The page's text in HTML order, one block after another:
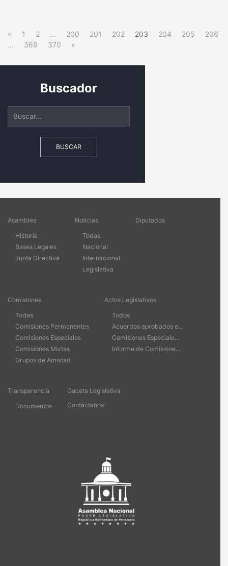
« 1 2 ... 200 201 202 203 204 205
206
...
369 370 »
Buscador
BUSCAR
Asamblea
Historia
Bases Legales
Junta Directiva
Noticias
Todas
Nacional
Internacional
Legislativa
Diputados
Comisiones
Todas
Comisiones Permanentes
Comisiones Especiales
Comisiones Mixtas
Grupos de Amistad
Actos Legislativos
Todos
Acuerdos aprobados e...
Comisiones Especiale...
Informe de Comisione...
Transparencia
Documentos
Gaceta Legislativa
Contáctanos